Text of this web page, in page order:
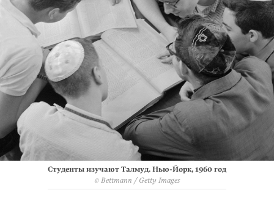
Студенты изучают Талмуд. Нью-Йорк, 1960 год
© Bettmann / Getty Images